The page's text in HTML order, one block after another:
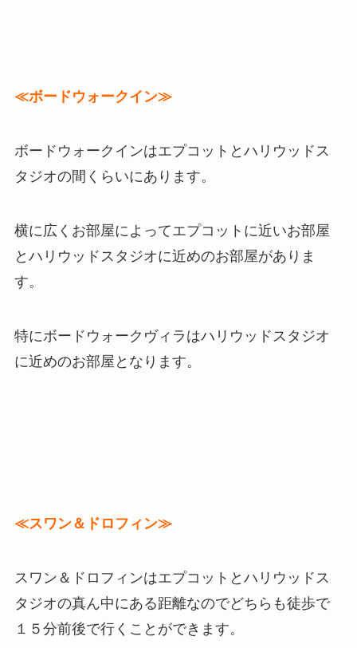
≪ボードウォークイン≫
ボードウォークインはエプコットとハリウッドス
タジオの間くらいにあります。
横に広くお部屋によってエプコットに近いお部屋
とハリウッドスタジオに近めのお部屋がありま
す。
特にボードウォークヴィラはハリウッドスタジオ
に近めのお部屋となります。
≪スワン＆ドロフィン≫
スワン＆ドロフィンはエプコットとハリウッドス
タジオの真ん中にある距離なのでどちらも徒歩で
１５分前後で行くことができます。